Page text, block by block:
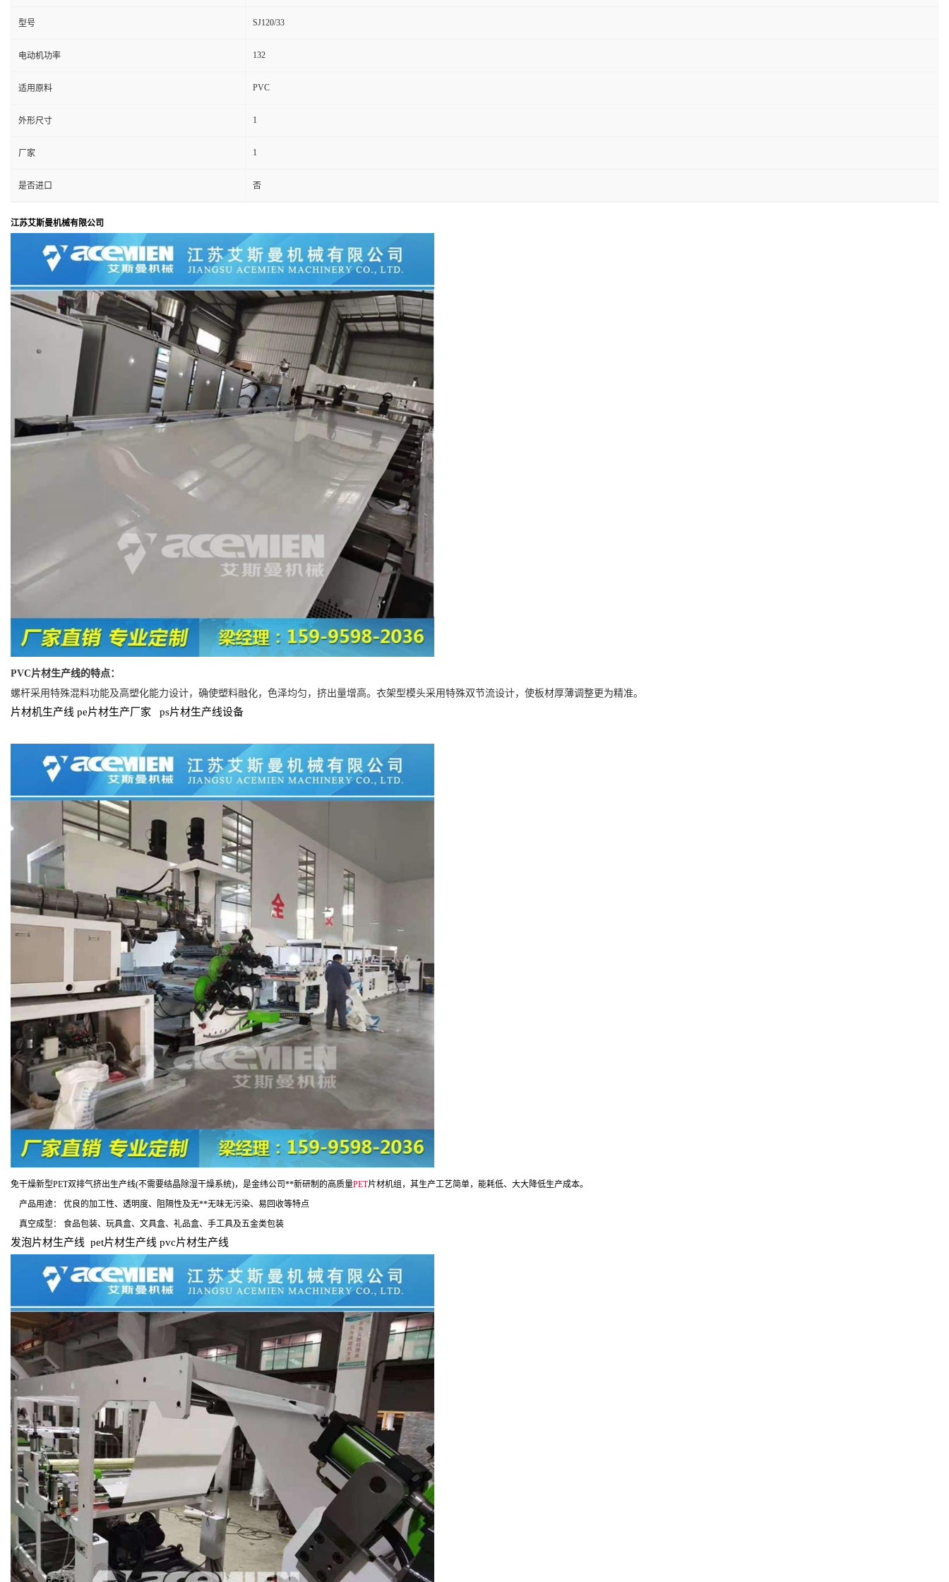
型号 SJ120/33
电动机功率 132
适用原料 PVC
外形尺寸 1
厂家 1
是否进口 否
江苏艾斯曼机械有限公司
PVC片材生产线的特点：
螺杆采用特殊混料功能及高塑化能力设计，确使塑料融化，色泽均匀，挤出量增高。衣架型模头采用特殊双节流设计，使板材厚薄调整更为精准。
片材机生产线 pe片材生产厂家 ps片材生产线设备
免干燥新型PET双排气挤出生产线(不需要结晶除湿干燥系统)，是金纬公司 **新研制的高质量PET片材机组，其生产工艺简单，能耗低、大大降低生产成本。
产品用途：
优良的加工性、透明度、阻隔性及无**无味无污染、易回收等特点
真空成型：
食品包装、玩具盒、文具盒、礼品盒、手工具及五金类包装
发泡片材生产线 pet片材生产线 pvc片材生产线